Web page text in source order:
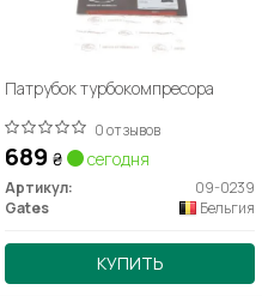
Патрубок турбокомпресора
0 отзывов
689 ₴ сегодня
Артикул:
09-0239
Gates
Бельгия
КУПИТЬ